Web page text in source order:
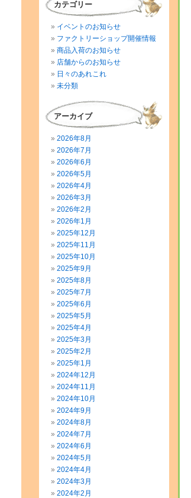
カテゴリー
イベントのお知らせ
ファクトリーショップ開催情報
商品入荷のお知らせ
店舗からのお知らせ
日々のあれこれ
未分類
アーカイブ
2026年8月
2026年7月
2026年6月
2026年5月
2026年4月
2026年3月
2026年2月
2026年1月
2025年12月
2025年11月
2025年10月
2025年9月
2025年8月
2025年7月
2025年6月
2025年5月
2025年4月
2025年3月
2025年2月
2025年1月
2024年12月
2024年11月
2024年10月
2024年9月
2024年8月
2024年7月
2024年6月
2024年5月
2024年4月
2024年3月
2024年2月